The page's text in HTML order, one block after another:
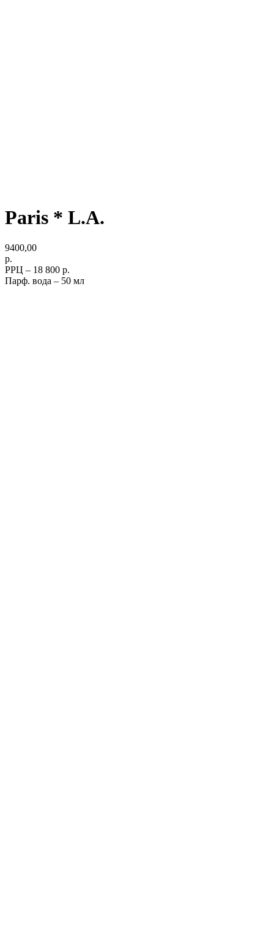
Paris * L.A.
9400,00
р.
РРЦ – 18 800 р.
Парф. вода – 50 мл